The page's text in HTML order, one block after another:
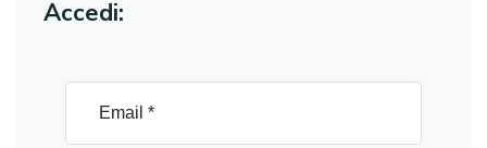
Accedi: